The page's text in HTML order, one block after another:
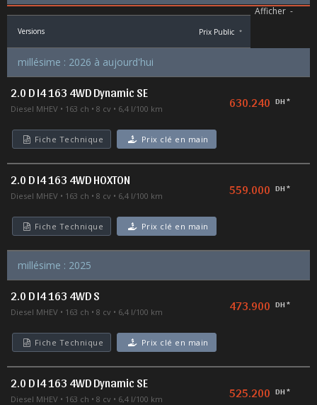
Afficher -
Versions Prix Public *
millésime : 2026 à aujourd'hui
2.0 D I4 163 4WD Dynamic SE
Diesel MHEV 163 ch 8 cv 6,4 l/100 km 630.240 DH *
Fiche Technique Prix clé en main
2.0 D I4 163 4WD HOXTON
Diesel MHEV 163 ch 8 cv 6,4 l/100 km 559.000 DH *
Fiche Technique Prix clé en main
millésime : 2025
2.0 D I4 163 4WD S
Diesel MHEV 163 ch 8 cv 6,4 l/100 km 473.900 DH *
Fiche Technique Prix clé en main
2.0 D I4 163 4WD Dynamic SE
Diesel MHEV 163 ch 8 cv 6,4 l/100 km 525.200 DH *